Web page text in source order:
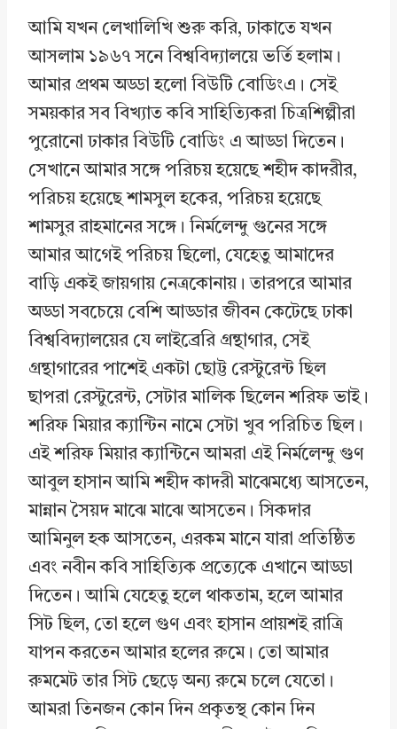
আমি যখন লেখালিখি শুরু করি, ঢাকাতে যখন
আসলাম ১৯৬৭ সনে বিশ্ববিদ্যালয়ে ভর্তি হলাম।
আমার প্রথম অড্ডা হলো বিউটি বোডিংএ। সেই
সময়কার সব বিখ্যাত কবি সাহিত্যিকরা চিত্রশিল্পীরা
পুরোনো ঢাকার বিউটি বোডিং এ আড্ডা দিতেন।
সেখানে আমার সঙ্গে পরিচয় হয়েছে শহীদ কাদরীর,
পরিচয় হয়েছে শামসুল হকের, পরিচয় হয়েছে
শামসুর রাহমানের সঙ্গে। নির্মলেন্দু গুনের সঙ্গে
আমার আগেই পরিচয় ছিলো, যেহেতু আমাদের
বাড়ি একই জায়গায় নেত্রকোনায়। তারপরে আমার
অড্ডা সবচেয়ে বেশি আড্ডার জীবন কেটেছে ঢাকা
বিশ্ববিদ্যালয়ের যে লাইব্রেরি গ্রন্থাগার, সেই
গ্রন্থাগারের পাশেই একটা ছোট্ট রেস্টুরেন্ট ছিল
ছাপরা রেস্টুরেন্ট, সেটার মালিক ছিলেন শরিফ ভাই।
শরিফ মিয়ার ক্যান্টিন নামে সেটা খুব পরিচিত ছিল।
এই শরিফ মিয়ার ক্যান্টিনে আমরা এই নির্মলেন্দু গুণ
আবুল হাসান আমি শহীদ কাদরী মাঝেমধ্যে আসতেন,
মান্নান সৈয়দ মাঝে মাঝে আসতেন। সিকদার
আমিনুল হক আসতেন, এরকম মানে যারা প্রতিষ্ঠিত
এবং নবীন কবি সাহিত্যিক প্রত্যেকে এখানে আড্ডা
দিতেন। আমি যেহেতু হলে থাকতাম, হলে আমার
সিট ছিল, তো হলে গুণ এবং হাসান প্রায়শই রাত্রি
যাপন করতেন আমার হলের রুমে। তো আমার
রুমমেট তার সিট ছেড়ে অন্য রুমে চলে যেতো।
আমরা তিনজন কোন দিন প্রকৃতস্থ কোন দিন